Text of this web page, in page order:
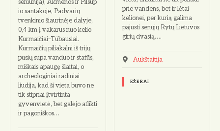
seniūnija), Akmenos ir Pilsup
io santakoje, Padvarių
tvenkinio šiaurinėje dalyje,
0,4 km į vakarus nuo kelio
Kurmaičiai–Tūbausiai.
Kurmaičių piliakalni iš trijų
pusių supa vanduo ir statūs,
miškais apaugę šlaitai, o
archeologiniai radiniai
liudija, kad ši vieta buvo ne
tik stipriai įtvirtinta
gyvenvietė, bet galėjo atlikti
ir pagoniškos…
prie vandens, bet ir lėtai
kelionei, per kurią galima
pajusti senųjų Rytų Lietuvos
girių dvasią….
Aukštaitija
EŽERAI